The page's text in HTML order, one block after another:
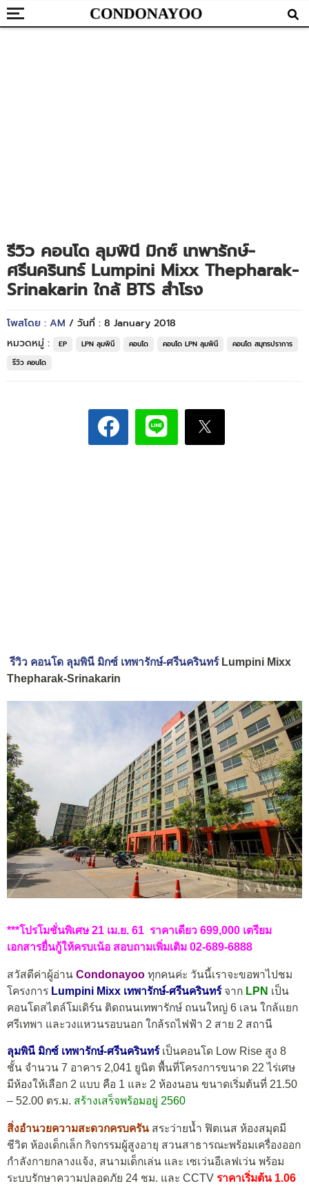
รีวิว คอนโด ลุมพินี มิกซ์ เทพารักษ์-
ศรีนครินทร์ Lumpini Mixx Thepharak-
Srinakarin ใกล้ BTS สำโรง
โพสโดย : AM / วันที่ : 8 January 2018
หมวดหมู่ :
EP LPN ลุมพินี คอนโด คอนโด LPN ลุมพินี
คอนโด สมุทรปราการ
รีวิว คอนโด
รีวิว คอนโด ลุมพินี มิกซ์ เทพารักษ์-ศรีนครินทร์Lumpini Mixx
Thepharak-Srinakarin
***โปรโมชั่นพิเศษ 21 เม.ย. 61 ราคาเดียว 699,000 เตรียม
เอกสารยื่นกู้ให้ครบเน้อ สอบถามเพิ่มเติม 02-689-6888
สวัสดีค่าผู้อ่าน Condonayoo ทุกคนค่ะ วันนี้เราจะขอพาไปชม
โครงการ Lumpini Mixx เทพารักษ์-ศรีนครินทร์จาก LPN เป็น
คอนโดสไตล์โมเดิร์น ติดถนนเทพารักษ์ ถนนใหญ่ 6 เลน ใกล้แยก
ศรีเทพา และวงแหวนรอบนอก ใกล้รถไฟฟ้า 2 สาย 2 สถานี
ลุมพินี มิกซ์ เทพารักษ์-ศรีนครินทร์เป็นคอนโด Low Rise สูง 8
ชั้น จำนวน 7 อาคาร 2,041 ยูนิต พื้นที่โครงการขนาด 22 ไร่เศษ
มีห้องให้เลือก 2 แบบ คือ 1 และ 2 ห้องนอน ขนาดเริ่มต้นที่ 21.50
– 52.00 ตร.ม. สร้างเสร็จพร้อมอยู่ 2560
สิ่งอำนวยความสะดวกครบครัน สระว่ายน้ำ ฟิตเนส ห้องสมุดมี
ชีวิต ห้องเด็กเล็ก กิจกรรมผู้สูงอายุ สวนสาธารณะพร้อมเครื่องออก
กำลังกายกลางแจ้ง, สนามเด็กเล่น และ เซเว่นอีเลฟเว่น พร้อม
ระบบรักษาความปลอดภัย 24 ชม. และ CCTV ราคาเริ่มต้น 1.06